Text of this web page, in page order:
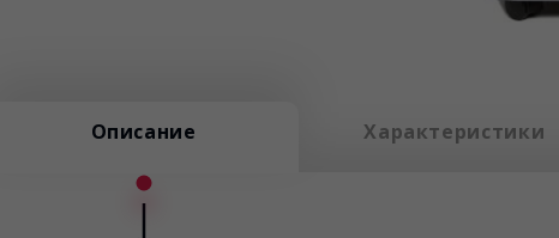
Описание Характеристики